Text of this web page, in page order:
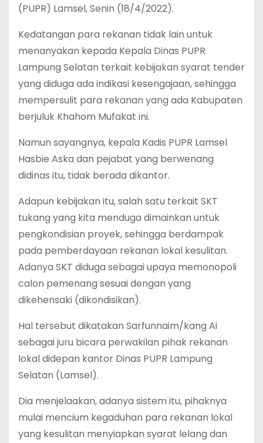
(PUPR) Lamsel, Senin (18/4/2022).
Kedatangan para rekanan tidak lain untuk
menanyakan kepada Kepala Dinas PUPR
Lampung Selatan terkait kebijakan syarat tender
yang diduga ada indikasi kesengajaan, sehingga
mempersulit para rekanan yang ada Kabupaten
berjuluk Khahom Mufakat ini.
Namun sayangnya, kepala Kadis PUPR Lamsel
Hasbie Aska dan pejabat yang berwenang
didinas itu, tidak berada dikantor.
Adapun kebijakan itu, salah satu terkait SKT
tukang yang kita menduga dimainkan untuk
pengkondisian proyek, sehingga berdampak
pada pemberdayaan rekanan lokal kesulitan.
Adanya SKT diduga sebagai upaya memonopoli
calon pemenang sesuai dengan yang
dikehensaki (dikondisikan).
Hal tersebut dikatakan Sarfunnaim/kang Ai
sebagai juru bicara perwakilan pihak rekanan
lokal didepan kantor Dinas PUPR Lampung
Selatan (Lamsel).
Dia menjelaakan, adanya sistem itu, pihaknya
mulai mencium kegaduhan para rekanan lokal
yang kesulitan menyiapkan syarat lelang dan